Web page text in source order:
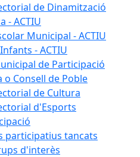
de Dinamització
- ACTIU
Municipal - ACTIU
- ACTIU
de Participació
o Consell de Poble
de Cultura
d'Esports
participatius tancats
d'interès